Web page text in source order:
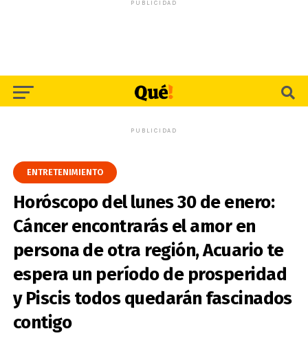
PUBLICIDAD
PUBLICIDAD
ENTRETENIMIENTO
Horóscopo del lunes 30 de enero:
Cáncer encontrarás el amor en
persona de otra región, Acuario te
espera un período de prosperidad
y Piscis todos quedarán fascinados
contigo